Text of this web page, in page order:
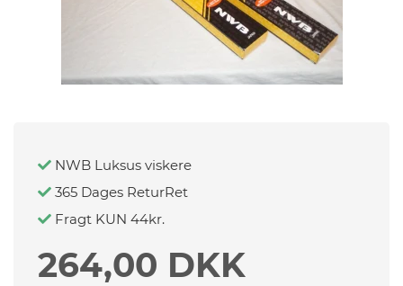
NWB Luksus viskere
365 Dages ReturRet
Fragt KUN 44kr.
264,00 DKK